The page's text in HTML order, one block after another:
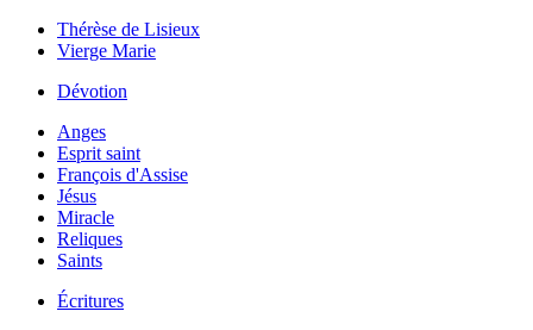
Thérèse de Lisieux
Vierge Marie
Dévotion
Anges
Esprit saint
François d'Assise
Jésus
Miracle
Reliques
Saints
Écritures